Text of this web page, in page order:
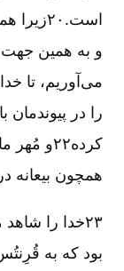
و به همین جهت
را در
همچون بیعانه
۲۳خدا را